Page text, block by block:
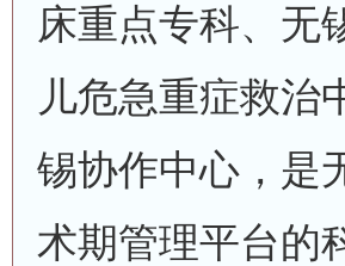
床重点专科、无
儿危急重症救治
锡协作中心，是
术期管理平台的